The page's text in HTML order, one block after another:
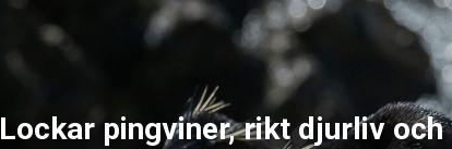
Lockar pingviner, rikt djurliv och